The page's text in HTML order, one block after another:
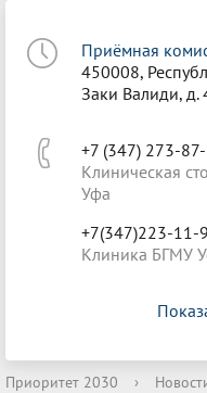
Приёмная
450008,
Заки Валиди, д.
+7 (347) 273-
Клиническая
Уфа
+7(347)223-11-
Клиника БГМУ
Приоритет 2030 ›